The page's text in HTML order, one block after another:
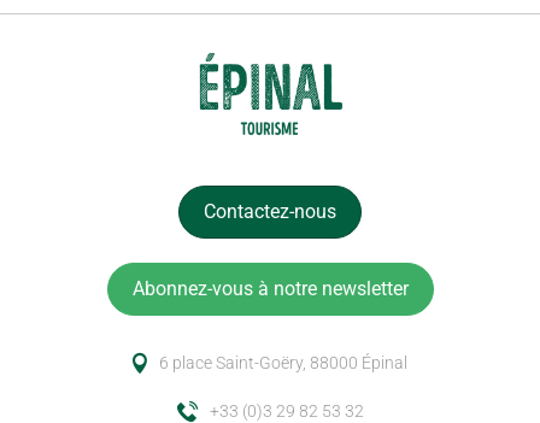
Contactez-nous
Abonnez-vous à notre newsletter
6 place Saint-Goëry, 88000 Épinal
+33 (0)3 29 82 53 32